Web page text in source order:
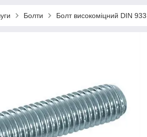
Болти Болт високоміцний DIN